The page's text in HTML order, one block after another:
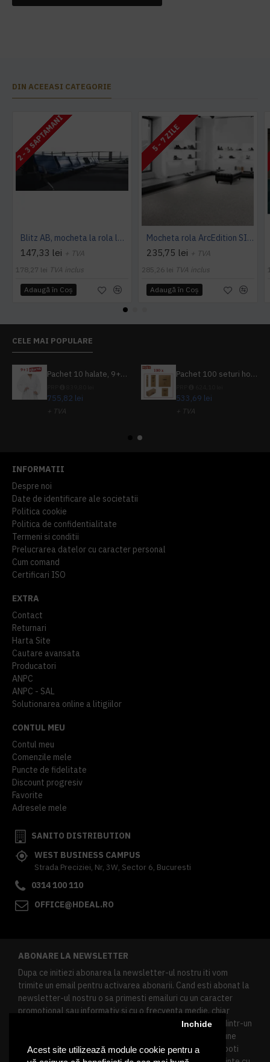
Acest site utilizează module cookie pentru a
Inchide
DIN ACEEASI CATEGORIE
2 - 3 SAPTAMANI
Blitz AB, mocheta la rola latime 4 m, Balta Industries
147,33 lei + TVA
178,27 lei TVA inclus
Adaugă în Coş
5 - 7 ZILE
Mocheta rola ArcEdition SIRIOUS AB
235,75 lei + TVA
285,26 lei TVA inclus
Adaugă în Coş
CELE MAI POPULARE
Pachet 10 halate, 9+1 gratuit
755,82 lei
+ TVA
Pachet 100 seturi hoteliere, set dentar, set barbierit, casca de dus, pila unghii, set cusut
533,69 lei
+ TVA
INFORMATII
Despre noi
Date de identificare ale societatii
Politica cookie
Politica de confidentialitate
Termeni si conditii
Prelucrarea datelor cu caracter personal
Cum comand
Certificari ISO
EXTRA
Contact
Returnari
Harta Site
Cautare avansata
Producatori
ANPC
ANPC - SAL
Solutionarea online a litigiilor
CONTUL MEU
Contul meu
Comenzile mele
Puncte de fidelitate
Discount progresiv
Favorite
Adresele mele
SANITO DISTRIBUTION
WEST BUSINESS CAMPUS
Strada Preciziei, Nr, 3W, Sector 6, Bucuresti
0314 100 110
OFFICE@HDEAL.RO
ABONARE LA NEWSLETTER
Dupa ce initiezi abonarea la newsletter-ul nostru iti vom
trimite un email pentru activarea abonarii. Cand esti abonat la
newsletter-ul nostru o sa primesti emailuri cu un caracter
promotional sau informativ si cu o frecventa medie, chiar
redusa. Daca doresti sa te dezabonezi poti urma linkul dintr-un
newsletter primit, daca esti client inregistrat ai o sectiune
speciala in contul tau in acest scop, si de asemenea ne poti